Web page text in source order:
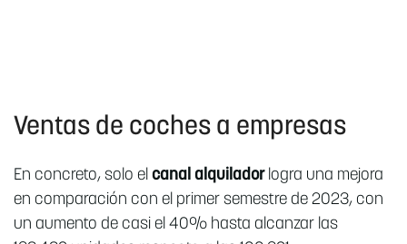
Ventas de coches a empresas
En concreto, solo el canal alquiladorlogra una mejora
en comparación con el primer semestre de 2023, con
un aumento de casi el 40% hasta alcanzar las